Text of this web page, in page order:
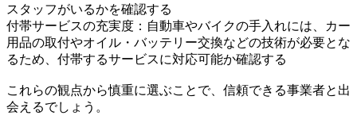
スタッフがいるかを確認する
付帯サービスの充実度：自動車やバイクの手入れには、カー
用品の取付やオイル・バッテリー交換などの技術が必要とな
るため、付帯するサービスに対応可能か確認する
これらの観点から慎重に選ぶことで、信頼できる事業者と出
会えるでしょう。